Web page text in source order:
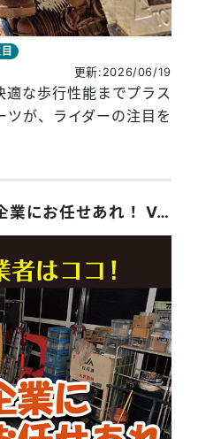
更新:2026/06/19
な歩行性能までプラス
ツが、ライダーの注目を
そのお悩み、サポート企業にお任せあれ！ Vol.8